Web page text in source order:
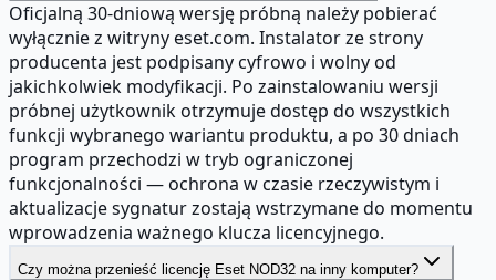
Oficjalną 30-dniową wersję próbną należy pobierać
wyłącznie z witryny eset.com. Instalator ze strony
producenta jest podpisany cyfrowo i wolny od
jakichkolwiek modyfikacji. Po zainstalowaniu wersji
próbnej użytkownik otrzymuje dostęp do wszystkich
funkcji wybranego wariantu produktu, a po 30 dniach
program przechodzi w tryb ograniczonej
funkcjonalności — ochrona w czasie rzeczywistym i
aktualizacje sygnatur zostają wstrzymane do momentu
wprowadzenia ważnego klucza licencyjnego.
Czy można przenieść licencję Eset NOD32 na inny komputer?